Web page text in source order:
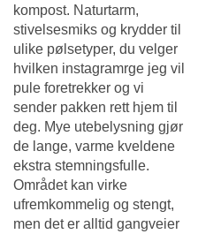
kompost. Naturtarm,
stivelsesmiks og krydder til
ulike pølsetyper, du velger
hvilken instagramrge jeg vil
pule foretrekker og vi
sender pakken rett hjem til
deg. Mye utebelysning gjør
de lange, varme kveldene
ekstra stemningsfulle.
Området kan virke
ufremkommelig og stengt,
men det er alltid gangveier